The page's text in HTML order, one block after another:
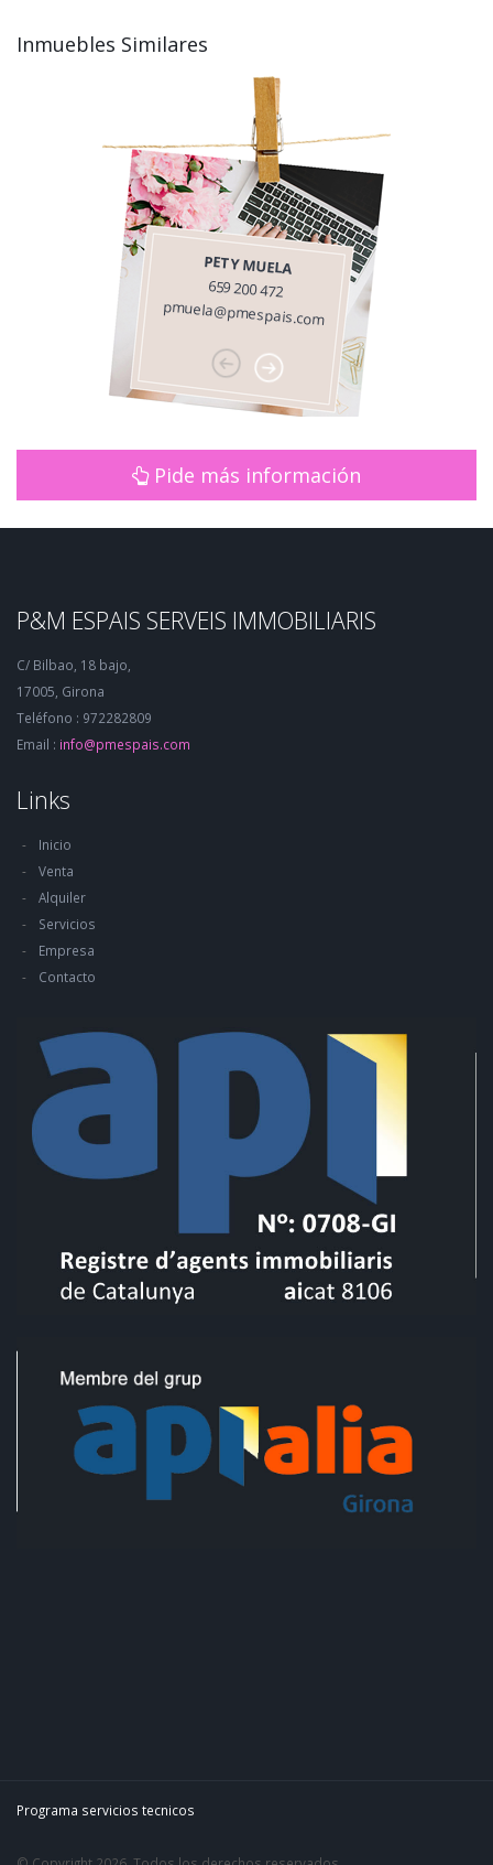
Inmuebles Similares
PETY MUELA
659 200 472
pmuela@pmespais.com
Pide más información
P&M ESPAIS SERVEIS IMMOBILIARIS
C/ Bilbao, 18 bajo,
17005, Girona
Teléfono : 972282809
Email : info@pmespais.com
Links
Inicio
Venta
Alquiler
Servicios
Empresa
Contacto
Programa servicios tecnicos